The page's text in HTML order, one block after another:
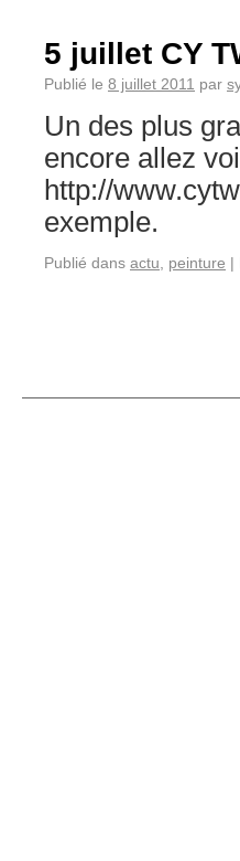
5 juillet CY
Publié le 8 juillet 2011 par
Un des plus
encore allez
http://
exemple.
Publié dans actu peinture |